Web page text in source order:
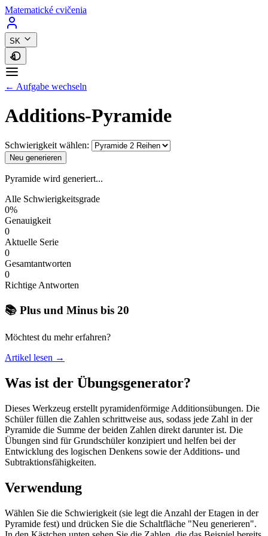
Matematické cvičenia
SK
← Aufgabe wechseln
Additions-Pyramide
Schwierigkeit wählen:
Neu generieren
Pyramide wird generiert...
Alle Schwierigkeitsgrade
0%
Genauigkeit
0
Aktuelle Serie
0
Gesamtantworten
0
Richtige Antworten
📚 Plus und Minus bis 20
Möchtest du mehr erfahren?
Artikel lesen →
Was ist der Übungsgenerator?
Dieses Werkzeug erstellt pyramidenförmige Additionsübungen. Die
Schüler füllen die Zahlen schrittweise aus, sodass jede Zahl in der
Pyramide die Summe der beiden Zahlen direkt darunter ist. Die
Übungen sind für Grundschüler konzipiert und helfen bei der
Entwicklung des logischen Denkens sowie der Additions- und
Subtraktionsfähigkeiten.
Verwendung
Wählen Sie die Schwierigkeit (sie legt die Anzahl der Etagen in der
Pyramide fest) und drücken Sie die Schaltfläche "Neu generieren".